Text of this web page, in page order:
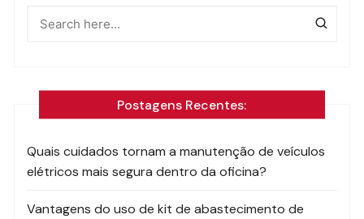
Postagens Recentes:
Quais cuidados tornam a manutenção de veículos
elétricos mais segura dentro da oficina?
Vantagens do uso de kit de abastecimento de